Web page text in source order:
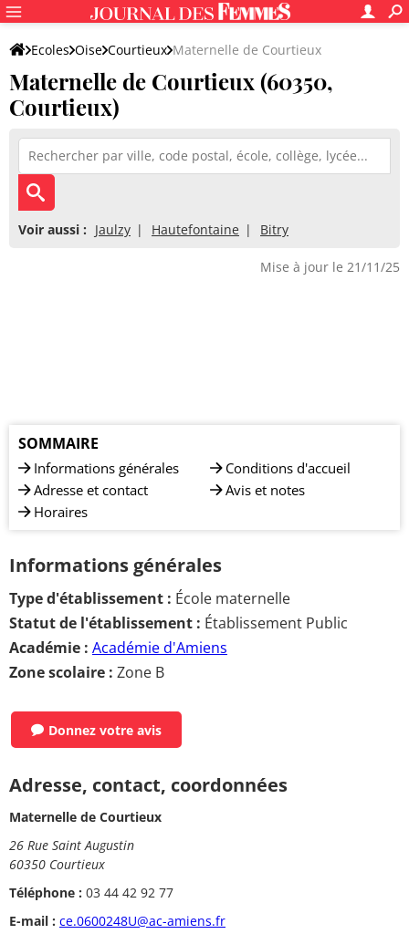
Ecoles Oise Courtieux Maternelle de Courtieux
Maternelle de Courtieux (60350,
Courtieux)
Voir aussi : Jaulzy Hautefontaine Bitry
Mise à jour le 21/11/25
SOMMAIRE
Informations générales
Adresse et contact
Horaires
Conditions d'accueil
Avis et notes
Informations générales
Type d'établissement : École maternelle
Statut de l'établissement : Établissement Public
Académie : Académie d'Amiens
Zone scolaire : Zone B
Donnez votre avis
Adresse, contact, coordonnées
Maternelle de Courtieux
26 Rue Saint Augustin
60350 Courtieux
Téléphone : 03 44 42 92 77
E-mail : ce.0600248U@ac-amiens.fr